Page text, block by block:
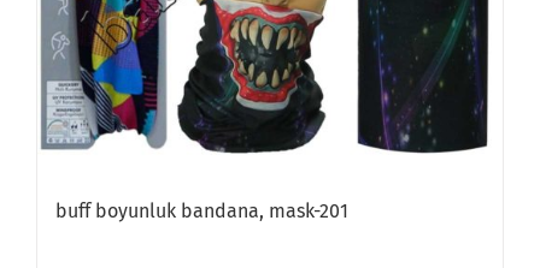
buff boyunluk bandana, mask-201